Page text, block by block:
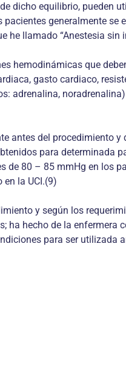
dicho equilibrio, pueden
generalmente se
he llamado “Anestesia sin
hemodinámicas que
gasto cardiaco,
adrenalina,
antes del procedimiento
para determinada
de 80 – 85 mmHg en los
la UCI.(9)
y según los
ha hecho de la enfermera
para ser utilizada